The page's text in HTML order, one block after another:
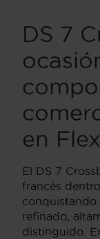
DS 7
en
El DS 7
francés
conquistando
refinado,
distinguido.